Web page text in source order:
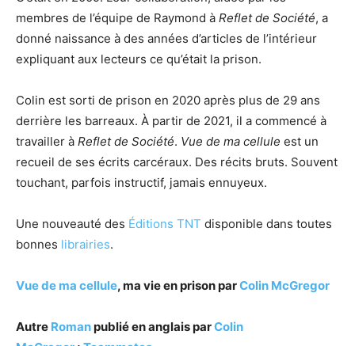
membres de l’équipe de Raymond à Reflet de Société, a
donné naissance à des années d’articles de l’intérieur
expliquant aux lecteurs ce qu’était la prison.
Colin est sorti de prison en 2020 après plus de 29 ans
derrière les barreaux. À partir de 2021, il a commencé à
travailler à Reflet de Société. Vue de ma cellule est un
recueil de ses écrits carcéraux. Des récits bruts. Souvent
touchant, parfois instructif, jamais ennuyeux.
Une nouveauté des Éditions TNT disponible dans toutes
bonnes librairies.
Vue de ma cellule, ma vie en prison parColin McGregor
Autre Romanpublié en anglais parColin